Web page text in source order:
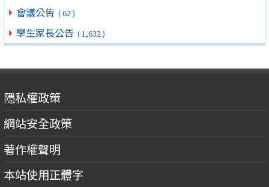
會議公告 ( 62 )
學生家長公告 ( 1,632 )
隱私權政策
網站安全政策
著作權聲明
本站使用正體字